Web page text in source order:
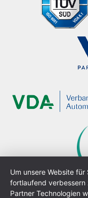
Um unsere Website
fortlaufend verbessern
Partner Technologien